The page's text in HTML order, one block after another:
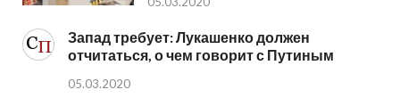
Запад требует: Лукашенко должен
отчитаться, о чем говорит с Путиным
05.03.2020